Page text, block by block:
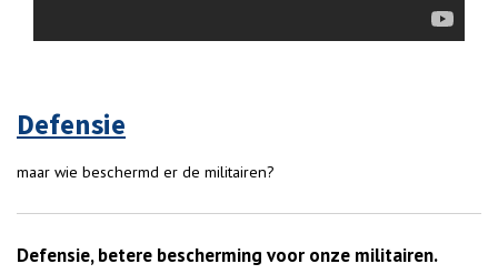
Defensie
maar wie beschermd er de militairen?
Defensie, betere bescherming voor onze militairen.